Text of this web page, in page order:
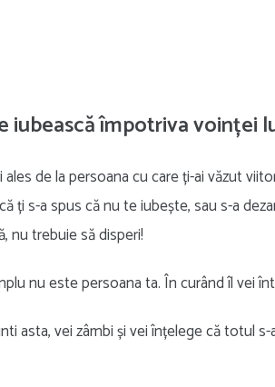
iubească împotriva voinței
de la persoana cu care ți-ai văzut
ți s-a spus că nu te iubește, sau s-a
nu trebuie să disperi!
nu este persoana ta. În curând îl vei
asta, vei zâmbi și vei înțelege că totul